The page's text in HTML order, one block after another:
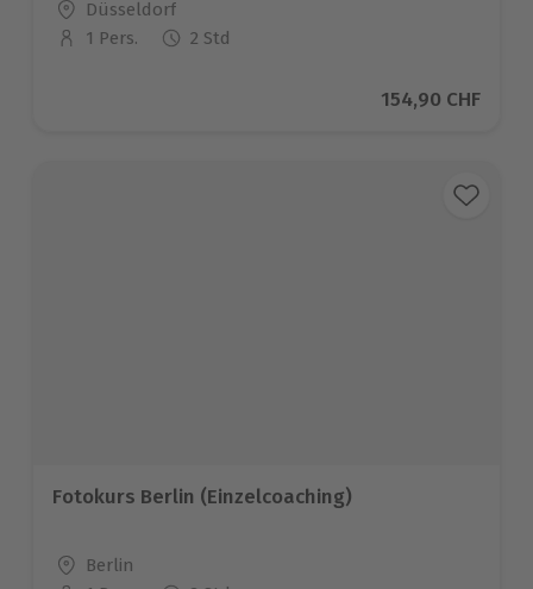
Standort
Düsseldorf
Anzahl der Teilnehmer
1 Pers. 2 Std
Aktueller Preis
154,90 CHF
Fotokurs Berlin (Einzelcoaching)
Standort
Berlin